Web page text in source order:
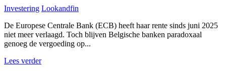
Investering Lookandfin
De Europese Centrale Bank (ECB) heeft haar rente sinds juni 2025
niet meer verlaagd. Toch blijven Belgische banken paradoxaal
genoeg de vergoeding op...
Lees verder